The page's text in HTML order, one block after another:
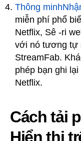
Thông
miễn phí phổ
Netflix, Sê -ri
với nó tương tự
StreamFab.
phép bạn ghi
Netflix.
Cách tải
Hiển thị